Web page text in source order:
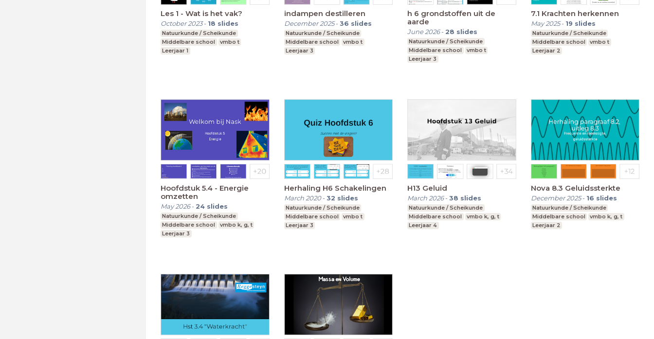
Les 1 - Wat is het vak?
October 2023- 18 slides
Natuurkunde / Scheikunde
Middelbare school
vmbo t
Leerjaar 1
indampen destilleren
December 2025-36 slides
Natuurkunde / Scheikunde
Middelbare school
vmbo t
Leerjaar 3
h 6 grondstoffen uit de
aarde
June 2026- 28 slides
Natuurkunde / Scheikunde
Middelbare school
vmbo t
Leerjaar 3
7.1 Krachten herkennen
May 2025- 19 slides
Natuurkunde / Scheikunde
Middelbare school
vmbo t
Leerjaar 2
Hoofdstuk 5.4 - Energie
omzetten
May 2026- 24 slides
Natuurkunde / Scheikunde
Middelbare school
vmbo k, g, t
Leerjaar 3
Herhaling H6 Schakelingen
March 2020-32 slides
Natuurkunde / Scheikunde
Middelbare school
vmbo t
Leerjaar 3
H13 Geluid
March 2026-38 slides
Natuurkunde / Scheikunde
Middelbare school
vmbo k, g, t
Leerjaar 4
Nova 8.3 Geluidssterkte
December 2025- 16 slides
Natuurkunde / Scheikunde
Middelbare school
vmbo k, g, t
Leerjaar 2